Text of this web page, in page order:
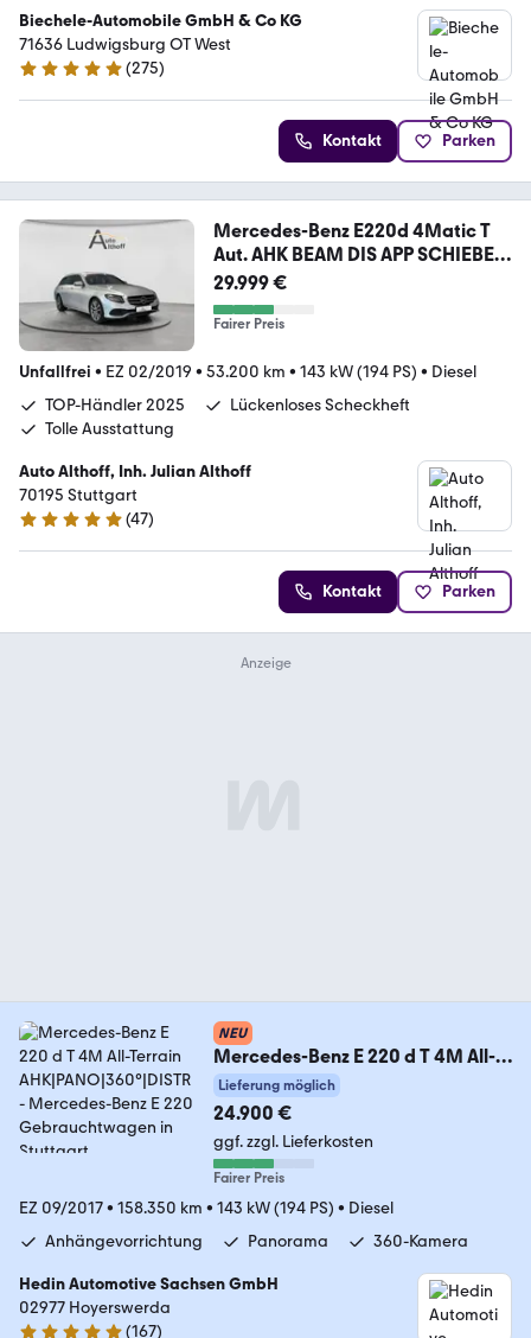
Biechele-Automobile GmbH & Co KG
71636 Ludwigsburg OT West
4.9 Sterne
(275)
Kontakt Parken
Mercedes-Benz E220d 4Matic T
Aut. AHK BEAM DIS APP SCHIEBE
ASS
29.999 €
Fairer Preis
Unfallfrei • EZ 02/2019 • 53.200 km • 143 kW (194 PS) • Diesel
TOP-Händler 2025
Lückenloses Scheckheft
Tolle Ausstattung
Auto Althoff, Inh. Julian Althoff
70195 Stuttgart
4.8 Sterne
(47)
Kontakt Parken
NEU
Mercedes-Benz E 220 d T 4M All-
Terrain AHK|PANO|360°|DISTR
Lieferung möglich
24.900 €
ggf. zzgl. Lieferkosten
Fairer Preis
EZ 09/2017• 158.350 km • 143 kW (194 PS) • Diesel
Anhängevorrichtung
Panorama 360-Kamera
Hedin Automotive Sachsen GmbH
02977 Hoyerswerda
(167)